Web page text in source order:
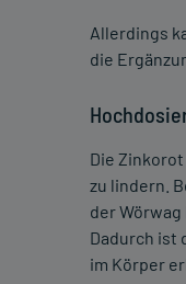
Allerdings
die
Die
zu lindern.
der
Dadurch ist
im Körper